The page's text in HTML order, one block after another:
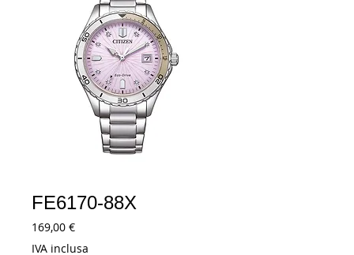
FE6170-88X
169,00 €Prezzo
IVA inclusa